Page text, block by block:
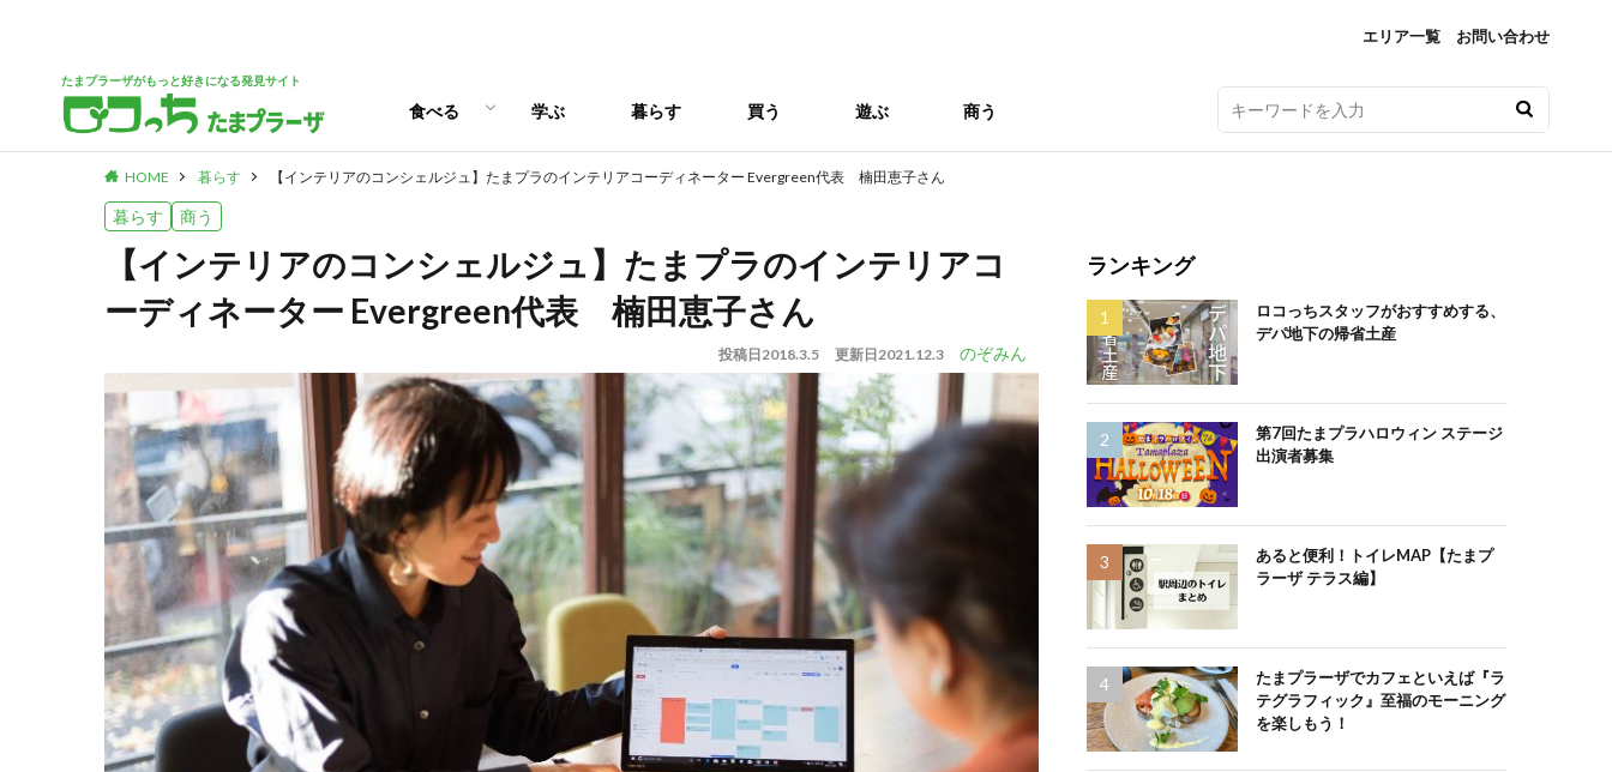
エリア一覧 お問い合わせ
たまプラーザがもっと好きになる発見サイト
食べる
パン
スイーツ
ランチ
カフェ
学ぶ 暮らす 買う 遊ぶ 商う
HOME 暮らす 【インテリアのコンシェルジュ】たまプラのインテリアコーディネーター Evergreen代表 楠田恵子さん
暮らす 商う
【インテリアのコンシェルジュ】たまプラのインテリアコ
ーディネーター Evergreen代表 楠田恵子さん
投稿日2018.3.5 更新日2021.12.3 のぞみん
ランキング
ロコっちスタッフがおすすめする、
デパ地下の帰省土産
第7回たまプラハロウィン ステージ
出演者募集
あると便利！トイレMAP【たまプ
ラーザ テラス編】
たまプラーザでカフェといえば『ラ
テグラフィック』至福のモーニング
を楽しもう！